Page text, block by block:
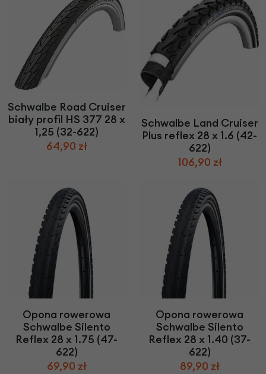
Schwalbe Road Cruiser
biały profil HS 377 28 x
1,25 (32-622)
64,90 zł
Schwalbe Land Cruiser
Plus reflex 28 x 1.6 (42-
622)
106,90 zł
Opona rowerowa
Schwalbe Silento
Reflex 28 x 1.75 (47-
622)
69,90 zł
Opona rowerowa
Schwalbe Silento
Reflex 28 x 1.40 (37-
622)
89,90 zł